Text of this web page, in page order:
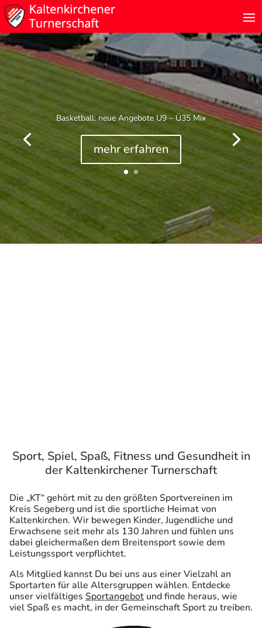
Basketball: neue Angebote U9 – Ü35 Mix
mehr erfahren
Sport, Spiel, Spaß, Fitness und Gesundheit in
der Kaltenkirchener Turnerschaft
Die „KT“ gehört mit zu den größten Sportvereinen im
Kreis Segeberg und ist die sportliche Heimat von
Kaltenkirchen. Wir bewegen Kinder, Jugendliche und
Erwachsene seit mehr als 130 Jahren und fühlen uns
dabei gleichermaßen dem Breitensport sowie dem
Leistungssport verpflichtet.
Als Mitglied kannst Du bei uns aus einer Vielzahl an
Sportarten für alle Altersgruppen wählen. Entdecke
unser vielfältiges Sportangebot und finde heraus, wie
viel Spaß es macht, in der Gemeinschaft Sport zu treiben.